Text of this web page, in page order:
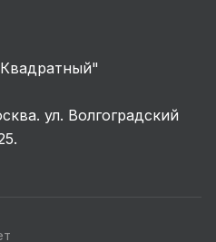
ул. Волгоградский